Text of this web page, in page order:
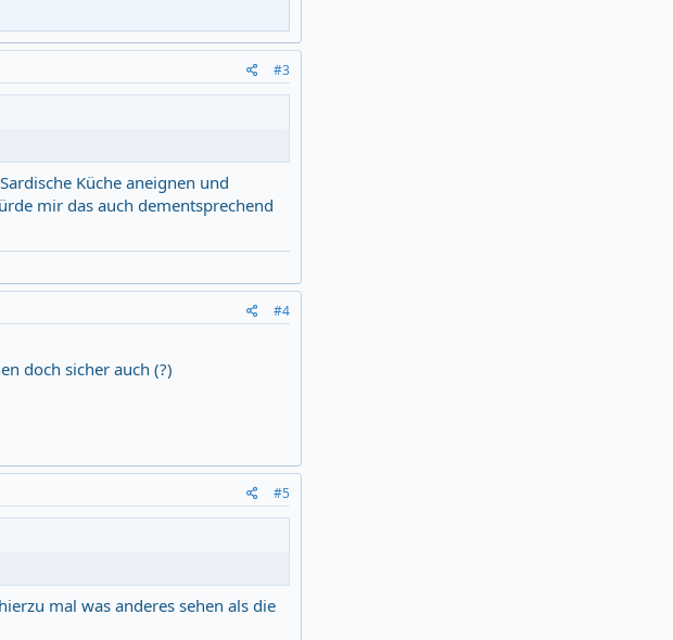
#3
Küche aneignen und
mir das auch dementsprechend
#4
doch sicher auch (?)
#5
mal was anderes sehen als die